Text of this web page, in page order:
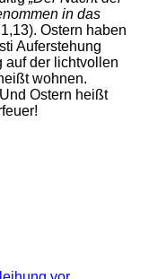
in das
Ostern haben
Auferstehung
auf der lichtvollen
wohnen.
Ostern heißt